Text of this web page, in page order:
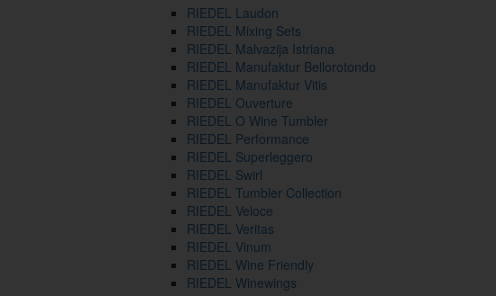
RIEDEL Laudon
RIEDEL Mixing Sets
RIEDEL Malvazija Istriana
RIEDEL Manufaktur Bellorotondo
RIEDEL Manufaktur Vitis
RIEDEL Ouverture
RIEDEL O Wine Tumbler
RIEDEL Performance
RIEDEL Superleggero
RIEDEL Swirl
RIEDEL Tumbler Collection
RIEDEL Veloce
RIEDEL Veritas
RIEDEL Vinum
RIEDEL Wine Friendly
RIEDEL Winewings